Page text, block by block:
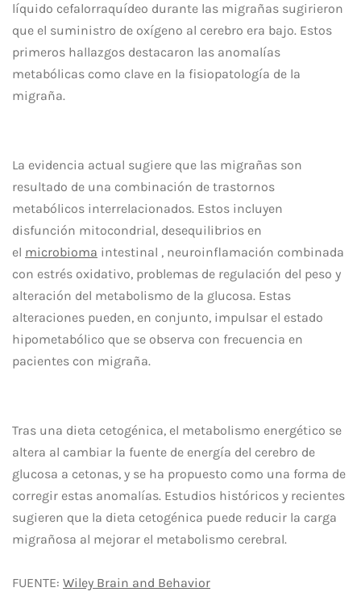
líquido cefalorraquídeo durante las migrañas sugirieron
que el suministro de oxígeno al cerebro era bajo. Estos
primeros hallazgos destacaron las anomalías
metabólicas como clave en la fisiopatología de la
migraña.
La evidencia actual sugiere que las migrañas son
resultado de una combinación de trastornos
metabólicos interrelacionados. Estos incluyen
disfunción mitocondrial, desequilibrios en
el microbioma intestinal , neuroinflamación combinada
con estrés oxidativo, problemas de regulación del peso y
alteración del metabolismo de la glucosa. Estas
alteraciones pueden, en conjunto, impulsar el estado
hipometabólico que se observa con frecuencia en
pacientes con migraña.
Tras una dieta cetogénica, el metabolismo energético se
altera al cambiar la fuente de energía del cerebro de
glucosa a cetonas, y se ha propuesto como una forma de
corregir estas anomalías. Estudios históricos y recientes
sugieren que la dieta cetogénica puede reducir la carga
migrañosa al mejorar el metabolismo cerebral.
FUENTE: Wiley Brain and Behavior